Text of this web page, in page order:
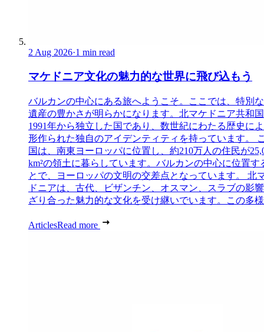
2 Aug 2026·1 min read
マケドニア文化の魅力的な世界に飛び込もう
バルカンの中心にある旅へようこそ。ここでは、特別
遺産の豊かさが明らかになります。北マケドニア共和
1991年から独立した国であり、数世紀にわたる歴史に
形作られた独自のアイデンティティを持っています。
国は、南東ヨーロッパに位置し、約210万人の住民が
km²の領土に暮らしています。バルカンの中心に位置す
とで、ヨーロッパの文明の交差点となっています。 北
ドニアは、古代、ビザンチン、オスマン、スラブの影
ざり合った魅力的な文化を受け継いでいます。この多
ArticlesRead more